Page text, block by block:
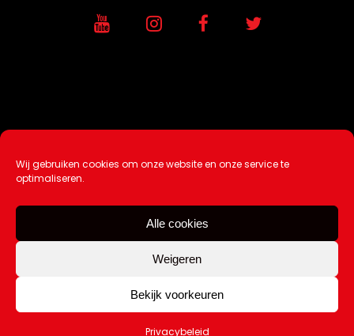
Wij gebruiken cookies om onze website en onze service te
optimaliseren.
Alle cookies
Weigeren
Bekijk voorkeuren
Privacybeleid
Ontwikkeling / Hosting doorAtSea
Over Ons |Tip de redactie
Contact
Copyright Kattuk.nl 2003-2026